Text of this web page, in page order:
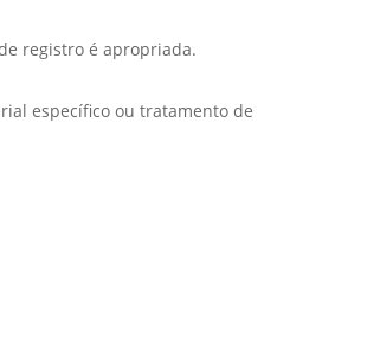
registro é apropriada.
específico ou tratamento de